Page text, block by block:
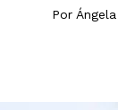
Por